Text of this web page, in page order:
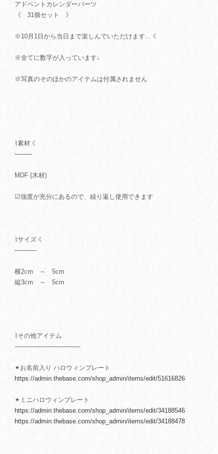
アドベントカレンダーパーツ
《 31個セット 》
※10月1日から当日まで楽しんでいただけます... ☾
※全てに数字が入っています♩
※写真のそのほかのアイテムは付属されません
⌇素材 ☾
────
MDF (木材)
☑強度が充分にあるので、繰り返し使用できます
⌇サイズ ☾
─────
横2cm ～ 5cm
縦3cm ～ 5cm
⌇その他アイテム
───────────────
✦お名前入り ハロウィンプレート
https://admin.thebase.com/shop_admin/items/edit/51616826
✦ミニハロウィンプレート
https://admin.thebase.com/shop_admin/items/edit/34188546
https://admin.thebase.com/shop_admin/items/edit/34188478